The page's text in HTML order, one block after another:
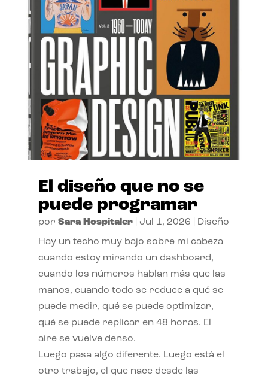
El diseño que no se
puede programar
por Sara Hospitaler| Jul 1, 2026 Diseño
Hay un techo muy bajo sobre mi cabeza
cuando estoy mirando un dashboard,
cuando los números hablan más que las
manos, cuando todo se reduce a qué se
puede medir, qué se puede optimizar,
qué se puede replicar en 48 horas. El
aire se vuelve denso.
Luego pasa algo diferente. Luego está el
otro trabajo, el que nace desde las